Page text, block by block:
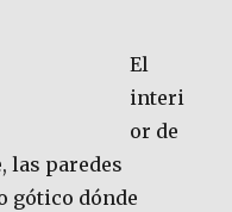
El
interi
or de
las paredes
gótico dónde